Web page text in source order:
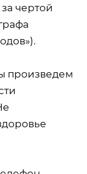
чертой
произведем